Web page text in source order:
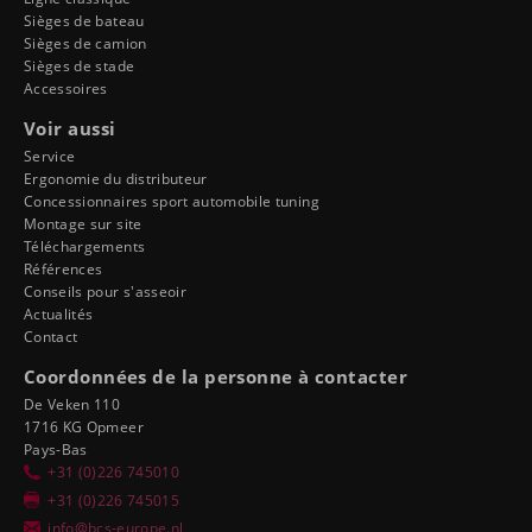
Sièges de bateau
Sièges de camion
Sièges de stade
Accessoires
Voir aussi
Service
Ergonomie du distributeur
Concessionnaires sport automobile tuning
Montage sur site
Téléchargements
Références
Conseils pour s'asseoir
Actualités
Contact
Coordonnées de la personne à contacter
De Veken 110
1716 KG Opmeer
Pays-Bas
+31 (0)226 745010
+31 (0)226 745015
info@bcs-europe.nl